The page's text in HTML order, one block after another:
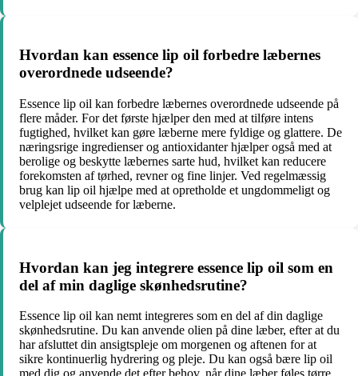
Hvordan kan essence lip oil forbedre læbernes
overordnede udseende?
Essence lip oil kan forbedre læbernes overordnede udseende på
flere måder. For det første hjælper den med at tilføre intens
fugtighed, hvilket kan gøre læberne mere fyldige og glattere. De
næringsrige ingredienser og antioxidanter hjælper også med at
berolige og beskytte læbernes sarte hud, hvilket kan reducere
forekomsten af ​​tørhed, revner og fine linjer. Ved regelmæssig
brug kan lip oil hjælpe med at opretholde et ungdommeligt og
velplejet udseende for læberne.
Hvordan kan jeg integrere essence lip oil som en
del af min daglige skønhedsrutine?
Essence lip oil kan nemt integreres som en del af din daglige
skønhedsrutine. Du kan anvende olien på dine læber, efter at du
har afsluttet din ansigtspleje om morgenen og aftenen for at
sikre kontinuerlig hydrering og pleje. Du kan også bære lip oil